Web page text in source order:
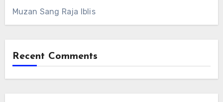
Muzan Sang Raja Iblis
Recent Comments